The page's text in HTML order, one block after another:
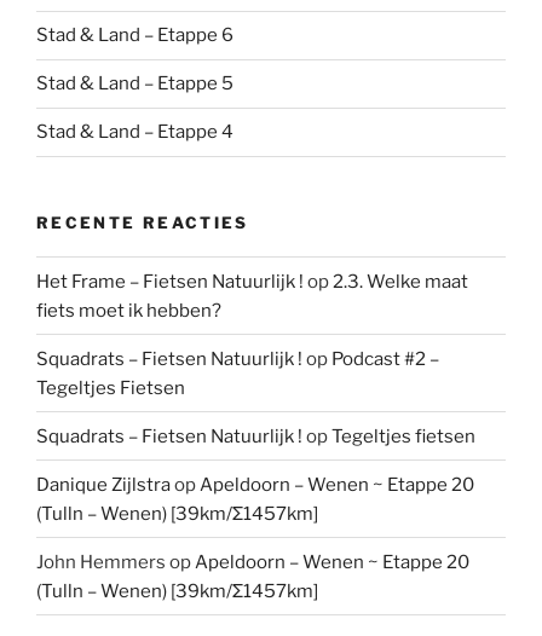
Stad & Land – Etappe 6
Stad & Land – Etappe 5
Stad & Land – Etappe 4
RECENTE REACTIES
Het Frame – Fietsen Natuurlijk ! op2.3. Welke maat
fiets moet ik hebben?
Squadrats – Fietsen Natuurlijk ! op Podcast #2 –
Tegeltjes Fietsen
Squadrats – Fietsen Natuurlijk ! opTegeltjes fietsen
Danique ZijlstraopApeldoorn – Wenen ~ Etappe 20
(Tulln – Wenen) [39km/Σ1457km]
John Hemmers opApeldoorn – Wenen ~ Etappe 20
(Tulln – Wenen) [39km/Σ1457km]